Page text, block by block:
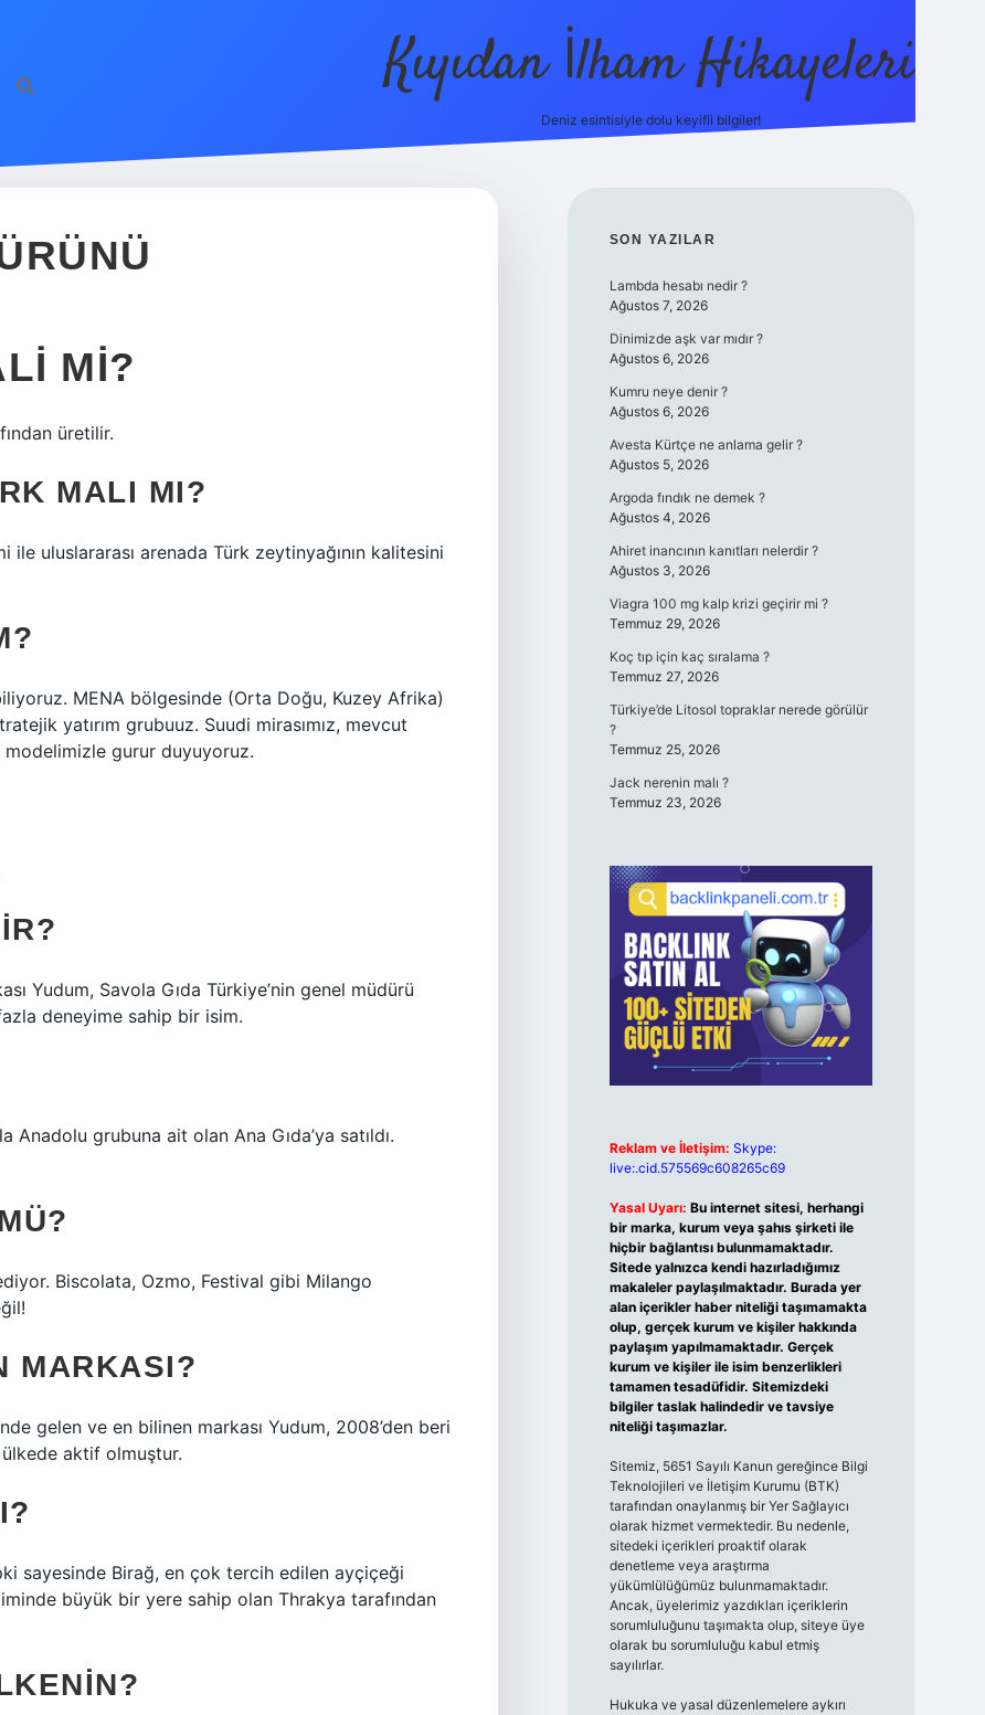
Kıyıdan İlham Hikayeleri
Deniz esintisiyle dolu keyifli bilgiler!
MI?
üretilir.
MALI MI?
ile uluslararası arenada Türk zeytinyağının kalitesini
MENA bölgesinde (Orta Doğu, Kuzey Afrika)
yatırım grubuuz. Suudi mirasımız, mevcut
modelimizle gurur duyuyoruz.
Yudum, Savola Gıda Türkiye’nin genel müdürü
deneyime sahip bir isim.
grubuna ait olan Ana Gıda’ya satıldı.
Biscolata, Ozmo, Festival gibi Milango
MARKASI?
gelen ve en bilinen markası Yudum, 2008’den beri
ülkede aktif olmuştur.
sayesinde Birağ, en çok tercih edilen ayçiçeği
büyük bir yere sahip olan Thrakya tarafından
SIDEBAR
SON YAZILAR
Lambda hesabı nedir ?
Ağustos 7, 2026
Dinimizde aşk var mıdır ?
Ağustos 6, 2026
Kumru neye denir ?
Ağustos 6, 2026
Avesta Kürtçe ne anlama gelir ?
Ağustos 5, 2026
Argoda fındık ne demek ?
Ağustos 4, 2026
Ahiret inancının kanıtları nelerdir ?
Ağustos 3, 2026
Viagra 100 mg kalp krizi geçirir mi ?
Temmuz 29, 2026
Koç tıp için kaç sıralama ?
Temmuz 27, 2026
Türkiye’de Litosol topraklar nerede görülür
?
Temmuz 25, 2026
Jack nerenin malı ?
Temmuz 23, 2026
Reklam ve İletişim: Skype:
live:.cid.575569c608265c69
Yasal Uyarı: Bu internet sitesi, herhangi
bir marka, kurum veya şahıs şirketi ile
hiçbir bağlantısı bulunmamaktadır.
Sitede yalnızca kendi hazırladığımız
makaleler paylaşılmaktadır. Burada yer
alan içerikler haber niteliği taşımamakta
olup, gerçek kurum ve kişiler hakkında
paylaşım yapılmamaktadır. Gerçek
kurum ve kişiler ile isim benzerlikleri
tamamen tesadüfidir. Sitemizdeki
bilgiler taslak halindedir ve tavsiye
niteliği taşımazlar.
Sitemiz, 5651 Sayılı Kanun gereğince Bilgi
Teknolojileri ve İletişim Kurumu (BTK)
tarafından onaylanmış bir Yer Sağlayıcı
olarak hizmet vermektedir. Bu nedenle,
sitedeki içerikleri proaktif olarak
denetleme veya araştırma
yükümlülüğümüz bulunmamaktadır.
Ancak, üyelerimiz yazdıkları içeriklerin
sorumluluğunu taşımakta olup, siteye üye
olarak bu sorumluluğu kabul etmiş
sayılırlar.
Hukuka ve yasal düzenlemelere aykırı